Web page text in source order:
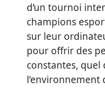
d’un tournoi
champions
sur leur
pour offrir des
constantes, quel
l’environnement